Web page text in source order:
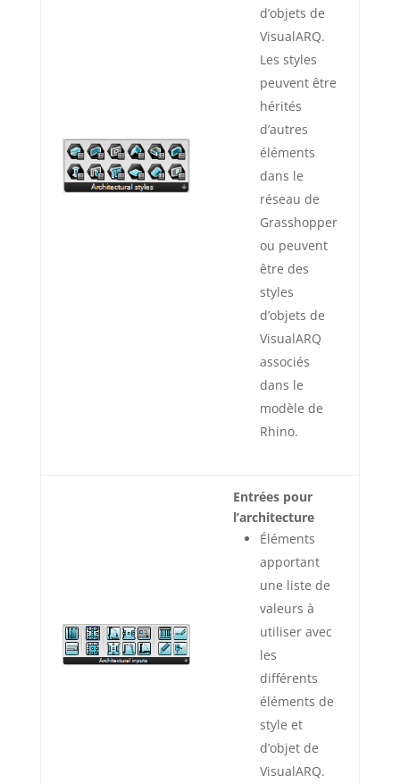
d’objets de
VisualARQ.
Les styles
peuvent être
hérités
d’autres
éléments
dans le
réseau de
Grasshopper
ou peuvent
être des
styles
d’objets de
VisualARQ
associés
dans le
modèle de
Rhino.
Entrées pour
l’architecture
Éléments
apportant
une liste de
valeurs à
utiliser avec
les
différents
éléments de
style et
d’objet de
VisualARQ.